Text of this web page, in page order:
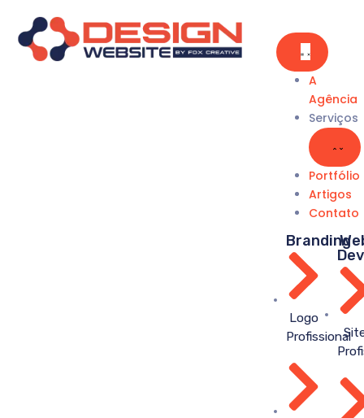
A
Agência
Serviços
Portfólio
Artigos
Contato
Branding
Logo
Profissional